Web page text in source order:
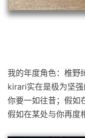
我的年度角色：椎野
kirari实在是极为坚
你要一如往昔；假如
假如在某处与你再度